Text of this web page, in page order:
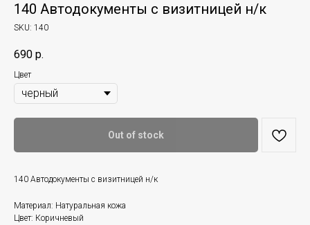
140 Автодокументы с визитницей н/к
SKU: 140
690 р.
Цвет
Out of stock
140 Автодокументы с визитницей н/к
Материал: Натуральная кожа
Цвет: Коричневый